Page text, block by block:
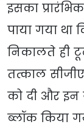
इसका
पाया गया था
निकालते ही
तत्काल
को दी और
ब्लॉक किया